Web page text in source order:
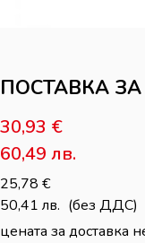
ПОСТАВКА
30,93 €
60,49 лв.
25,78 €
50,41 лв. (без ДДС)
цената за доставка